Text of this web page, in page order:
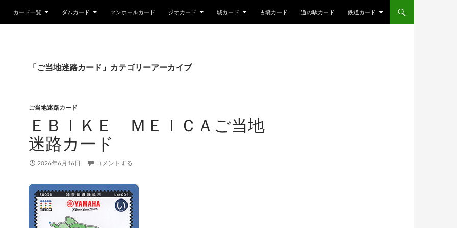
カード一覧 ダムカード マンホールカード ジオカード 城カード 古墳カード 道の駅カード 鉄道カード
「ご当地迷路カード」カテゴリーアーカイブ
ご当地迷路カード
ＥＢＩＫＥ ＭＥＩＣＡご当地
迷路カード
2026年6月16日 コメントする